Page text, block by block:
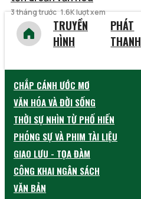
3 tháng trước 1.6K lượt xem
TRUYỀN
HÌNH
PHÁT
THANH
CHẮP CÁNH ƯỚC MƠ
VĂN HÓA VÀ ĐỜI SỐNG
THỜI SỰ NHÌN TỪ PHỐ HIẾN
PHÓNG SỰ VÀ PHIM TÀI LIỆU
GIAO LƯU - TỌA ĐÀM
CÔNG KHAI NGÂN SÁCH
VĂN BẢN